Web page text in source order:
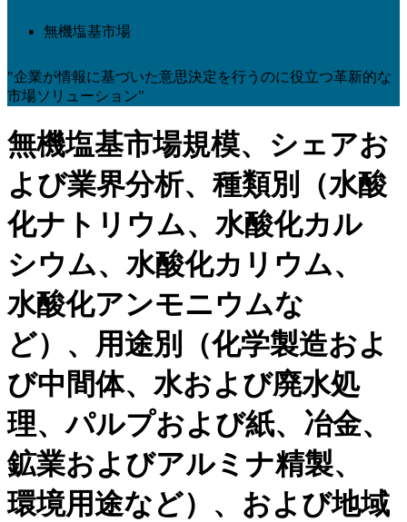
無機塩基市場
"企業が情報に基づいた意思決定を行うのに役立つ革新的な
市場ソリューション"
無機塩基市場規模、シェアお
よび業界分析、種類別（水酸
化ナトリウム、水酸化カル
シウム、水酸化カリウム、
水酸化アンモニウムな
ど）、用途別（化学製造およ
び中間体、水および廃水処
理、パルプおよび紙、冶金、
鉱業およびアルミナ精製、
環境用途など）、および地域